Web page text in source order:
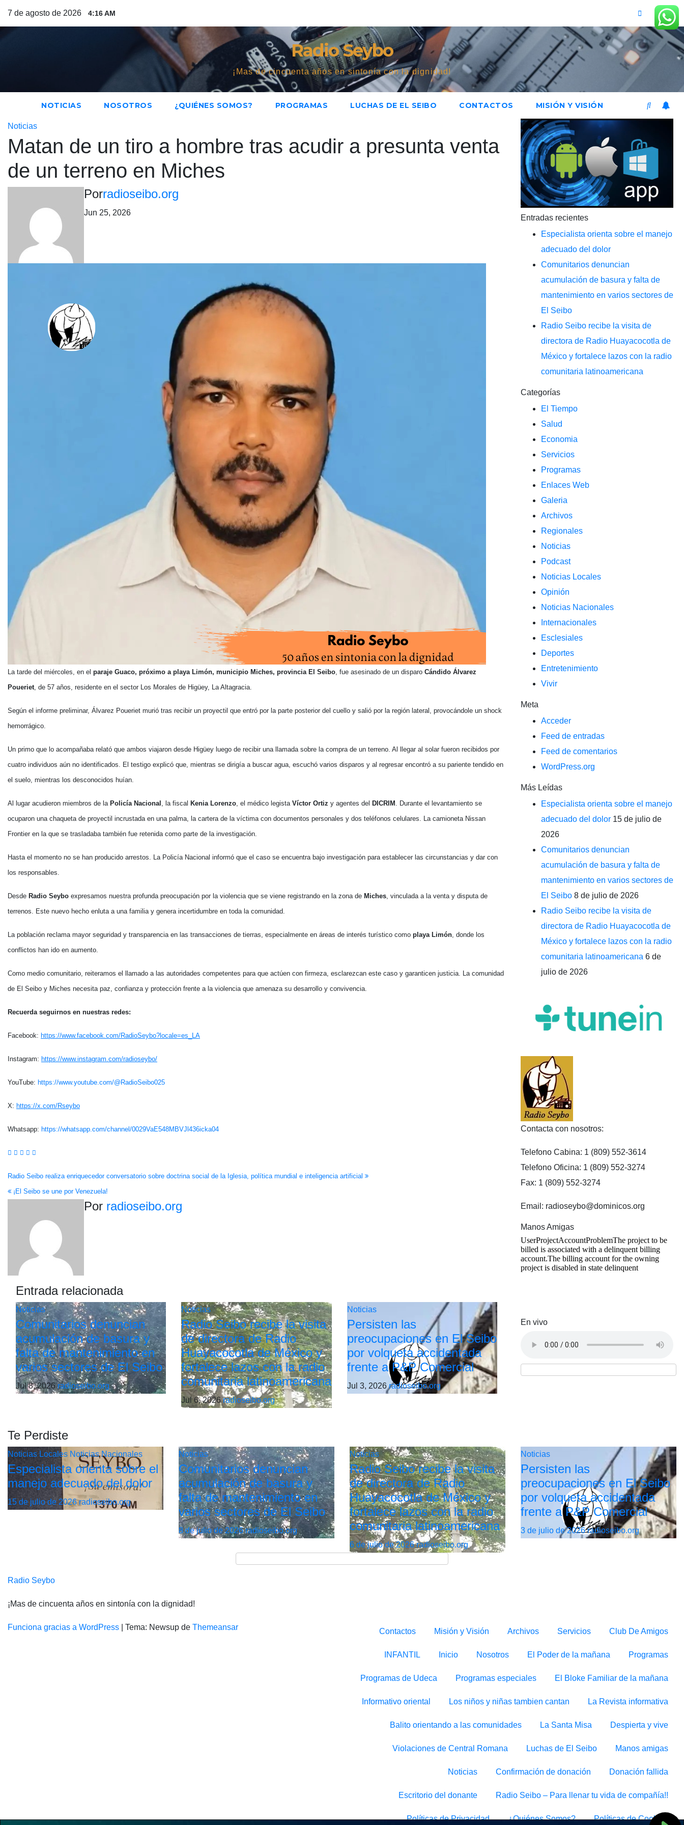
7 de agosto de 2026 4:16 AM
Radio Seybo
¡Mas de cincuenta años en sintonía con la dignidad!
NOTICIAS NOSOTROS ¿QUIÉNES SOMOS? PROGRAMAS LUCHAS DE EL SEIBO CONTACTOS MISIÓN Y VISIÓN
Noticias
Matan de un tiro a hombre tras acudir a presunta venta
de un terreno en Miches
Porradioseibo.org
Jun 25, 2026
La tarde del miércoles, en el paraje Guaco, próximo a playa Limón, municipio Miches, provincia El Seibo, fue asesinado de un disparo Cándido Álvarez
Poueriet, de 57 años, residente en el sector Los Morales de Higüey, La Altagracia.
Según el informe preliminar, Álvarez Poueriet murió tras recibir un proyectil que entró por la parte posterior del cuello y salió por la región lateral, provocándole un shock
hemorrágico.
Un primo que lo acompañaba relató que ambos viajaron desde Higüey luego de recibir una llamada sobre la compra de un terreno. Al llegar al solar fueron recibidos por
cuatro individuos aún no identificados. El testigo explicó que, mientras se dirigía a buscar agua, escuchó varios disparos y al regresar encontró a su pariente tendido en
el suelo, mientras los desconocidos huían.
Al lugar acudieron miembros de la Policía Nacional , la fiscal Kenia Lorenzo, el médico legista Víctor Ortiz y agentes del DICRIM . Durante el levantamiento se
ocuparon una chaqueta de proyectil incrustada en una palma, la cartera de la víctima con documentos personales y dos teléfonos celulares. La camioneta Nissan
Frontier en la que se trasladaba también fue retenida como parte de la investigación.
Hasta el momento no se han producido arrestos. La Policía Nacional informó que el caso se encuentra bajo investigación para establecer las circunstancias y dar con
los responsables.
Desde Radio Seybo expresamos nuestra profunda preocupación por la violencia que se viene registrando en la zona de Miches, vinculada a la venta y disputa de
terrenos. Este nuevo hecho enluta a una familia y genera incertidumbre en toda la comunidad.
La población reclama mayor seguridad y transparencia en las transacciones de tierras, especialmente en áreas de interés turístico como playa Limón, donde los
conflictos han ido en aumento.
Como medio comunitario, reiteramos el llamado a las autoridades competentes para que actúen con firmeza, esclarezcan este caso y garanticen justicia. La comunidad
de El Seibo y Miches necesita paz, confianza y protección frente a la violencia que amenaza su desarrollo y convivencia.
Recuerda seguirnos en nuestras redes:
Facebook: https://www.facebook.com/RadioSeybo?locale=es_LA
Instagram: https://www.instagram.com/radioseybo/
YouTube: https://www.youtube.com/@RadioSeibo025
X: https://x.com/Rseybo
Whatsapp: https://whatsapp.com/channel/0029VaE548MBVJl436icka04
Navegación
de
entradas
Radio Seibo realiza enriquecedor conversatorio sobre doctrina social de la Iglesia, política mundial e inteligencia artificial
¡El Seibo se une por Venezuela!
Por radioseibo.org
Entrada relacionada
Noticias
Comunitarios denuncian
acumulación de basura y
falta de mantenimiento en
varios sectores de El Seibo
Jul 8, 2026radioseibo.org
Noticias
Radio Seibo recibe la visita
de directora de Radio
Huayacocotla de México y
fortalece lazos con la radio
comunitaria latinoamericana
Jul 6, 2026radioseibo.org
Noticias
Persisten las
preocupaciones en El Seibo
por volqueta accidentada
frente a P&P Comercial
Jul 3, 2026radioseibo.org
Entradas recientes
Especialista orienta sobre el manejo
adecuado del dolor
Comunitarios denuncian
acumulación de basura y falta de
mantenimiento en varios sectores de
El Seibo
Radio Seibo recibe la visita de
directora de Radio Huayacocotla de
México y fortalece lazos con la radio
comunitaria latinoamericana
Categorías
El Tiempo
Salud
Economia
Servicios
Programas
Enlaces Web
Galeria
Archivos
Regionales
Noticias
Podcast
Noticias Locales
Opinión
Noticias Nacionales
Internacionales
Esclesiales
Deportes
Entretenimiento
Vivir
Meta
Acceder
Feed de entradas
Feed de comentarios
WordPress.org
Más Leídas
Especialista orienta sobre el manejo
adecuado del dolor 15 de julio de
2026
Comunitarios denuncian
acumulación de basura y falta de
mantenimiento en varios sectores de
El Seibo 8 de julio de 2026
Radio Seibo recibe la visita de
directora de Radio Huayacocotla de
México y fortalece lazos con la radio
comunitaria latinoamericana 6 de
julio de 2026
Contacta con nosotros:
Telefono Cabina: 1 (809) 552-3614
Telefono Oficina: 1 (809) 552-3274
Fax: 1 (809) 552-3274
Email: radioseybo@dominicos.org
Manos Amigas
En vivo
Te Perdiste
Noticias Locales Noticias Nacionales
Especialista orienta sobre el
manejo adecuado del dolor
15 de julio de 2026radioseibo.org
Noticias
Comunitarios denuncian
acumulación de basura y
falta de mantenimiento en
varios sectores de El Seibo
8 de julio de 2026radioseibo.org
Noticias
Radio Seibo recibe la visita
de directora de Radio
Huayacocotla de México y
fortalece lazos con la radio
comunitaria latinoamericana
6 de julio de 2026radioseibo.org
Noticias
Persisten las
preocupaciones en El Seibo
por volqueta accidentada
frente a P&P Comercial
3 de julio de 2026radioseibo.org
Radio Seybo
¡Mas de cincuenta años en sintonía con la dignidad!
Funciona gracias a WordPress Tema: Newsup de Themeansar Contactos Misión y Visión Archivos Servicios Club De Amigos
INFANTIL Inicio Nosotros El Poder de la mañana Programas
Programas de Udeca Programas especiales El Bloke Familiar de la mañana
Informativo oriental Los niños y niñas tambien cantan La Revista informativa
Balito orientando a las comunidades La Santa Misa Despierta y vive
Violaciones de Central Romana Luchas de El Seibo Manos amigas
Noticias Confirmación de donación Donación fallida
Escritorio del donante Radio Seibo – Para llenar tu vida de compañía!!
Políticas de Privacidad ¿Quiénes Somos? Políticas de Cookies